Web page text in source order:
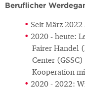
Beruflicher
Seit März
2020 - heute:
Fairer Handel
Center
Kooperation
2020 - 2022: